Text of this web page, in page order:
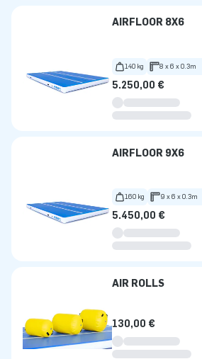
AIRFLOOR 8X6
140 kg 8 x 6 x 0.3m
5.250,00 €
AIRFLOOR 9X6
160 kg 9 x 6 x 0.3m
5.450,00 €
AIR ROLLS
130,00 €